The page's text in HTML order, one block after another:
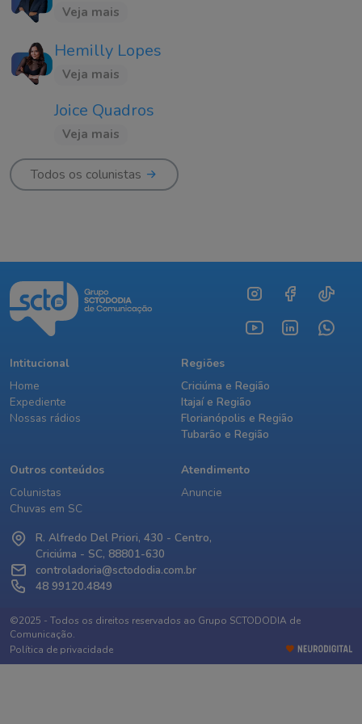
Veja mais
Hemilly Lopes
Veja mais
Joice Quadros
Veja mais
Todos os colunistas
Intitucional
Home
Expediente
Nossas rádios
Regiões
Criciúma e Região
Itajaí e Região
Florianópolis e Região
Tubarão e Região
Outros conteúdos
Colunistas
Chuvas em SC
Atendimento
Anuncie
R. Alfredo Del Priori, 430 - Centro,
Criciúma - SC, 88801-630
controladoria@sctododia.com.br
48 99120.4849
©2025 - Todos os direitos reservados ao Grupo SCTODODIA de
Comunicação.
Política de privacidade